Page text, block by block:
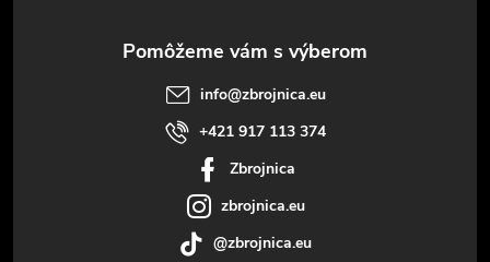
info@zbrojnica.eu
+421 917 113 374
Zbrojnica
zbrojnica.eu
@zbrojnica.eu